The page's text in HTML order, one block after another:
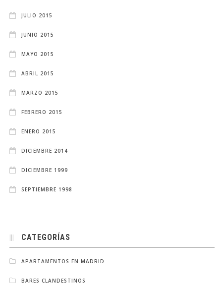
JULIO 2015
JUNIO 2015
MAYO 2015
ABRIL 2015
MARZO 2015
FEBRERO 2015
ENERO 2015
DICIEMBRE 2014
DICIEMBRE 1999
SEPTIEMBRE 1998
CATEGORÍAS
APARTAMENTOS EN MADRID
BARES CLANDESTINOS